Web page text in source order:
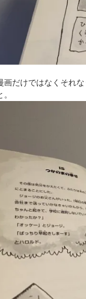
画だけではなくそれ
。